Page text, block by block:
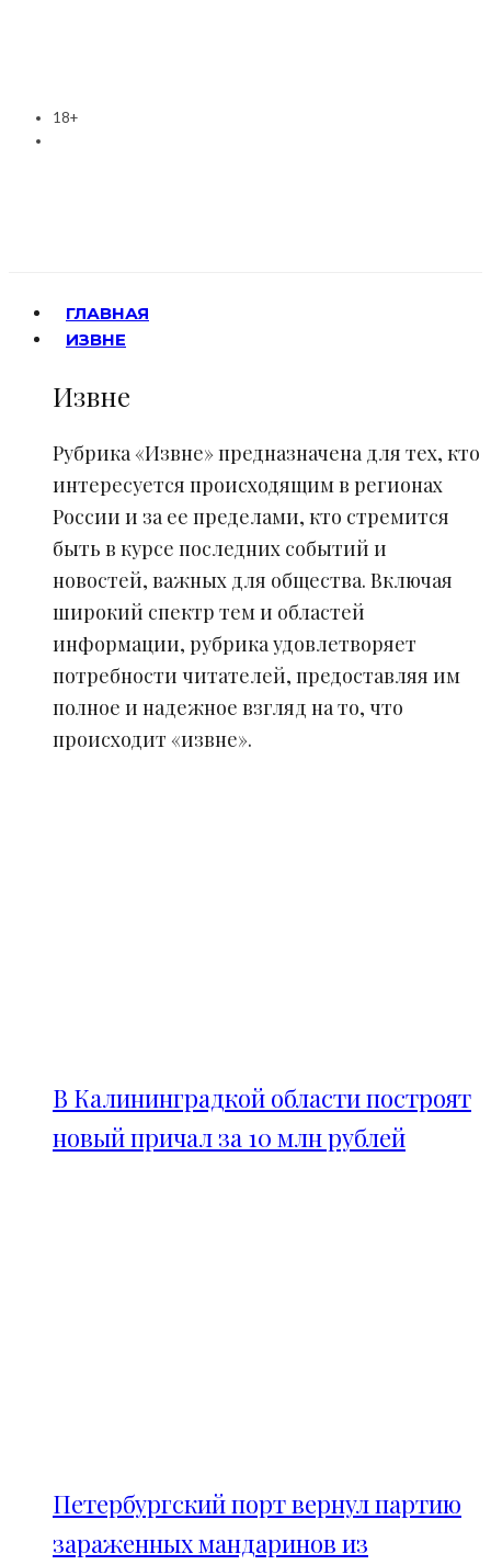
18+
ГЛАВНАЯ
ИЗВНЕ
Извне
Рубрика «Извне» предназначена для тех, кто
интересуется происходящим в регионах
России и за ее пределами, кто стремится
быть в курсе последних событий и
новостей, важных для общества. Включая
широкий спектр тем и областей
информации, рубрика удовлетворяет
потребности читателей, предоставляя им
полное и надежное взгляд на то, что
происходит «извне».
В Калининградкой области построят
новый причал за 10 млн рублей
Петербургский порт вернул партию
зараженных мандаринов из